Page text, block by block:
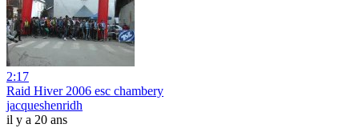
2:17
Raid Hiver 2006 esc chambery
jacqueshenridh
il y a 20 ans